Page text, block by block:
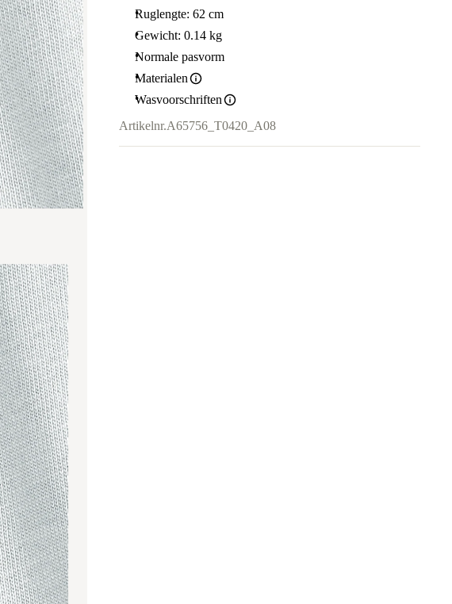
Ruglengte: 62 cm
Gewicht: 0.14 kg
Normale pasvorm
Materialen
Wasvoorschriften
Artikelnr.A65756_T0420_A08